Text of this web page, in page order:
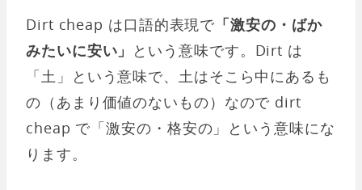
Dirt cheap は口語的表現で 「激安の・ばか
みたいに安い」 という意味です。Dirt は
「土」という意味で、土はそこら中にあるも
の（あまり価値のないもの）なので dirt
cheap で「激安の・格安の」という意味にな
ります。